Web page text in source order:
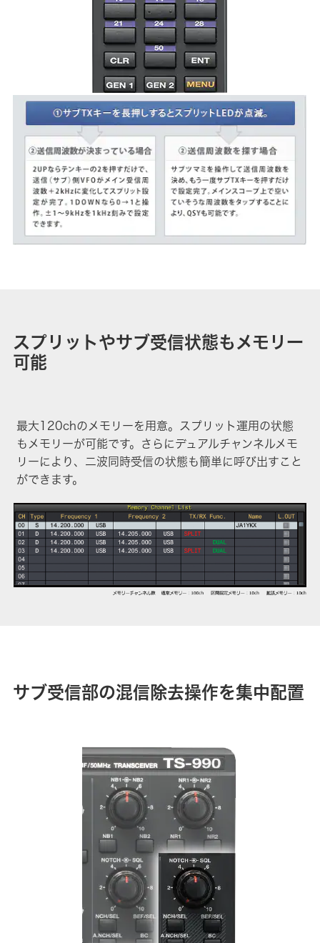
スプリットやサブ受信状態もメモリー
可能
最大120chのメモリーを用意。スプリット運用の状態
もメモリーが可能です。さらにデュアルチャンネルメモ
リーにより、二波同時受信の状態も簡単に呼び出すこと
ができます。
サブ受信部の混信除去操作を集中配置